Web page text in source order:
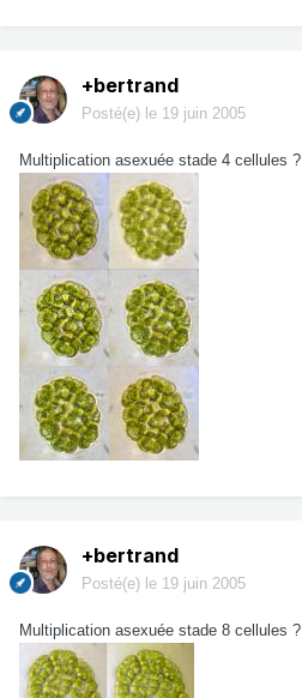
+bertrand
Posté(e) le 19 juin 2005
Multiplication asexuée stade 4 cellules ?
+bertrand
Posté(e) le 19 juin 2005
Multiplication asexuée stade 8 cellules ?